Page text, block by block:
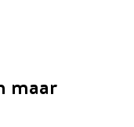
maar